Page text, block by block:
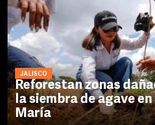
JALISCO
Reforestan zonas
la siembra de agave en
María